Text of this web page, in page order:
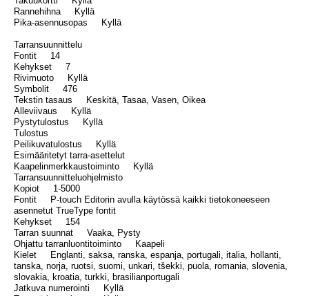
Rannehihna Kyllä
Pika-asennusopas Kyllä
Tarransuunnittelu
Fontit 14
Kehykset 7
Rivimuoto Kyllä
Symbolit 476
Tekstin tasaus Keskitä, Tasaa, Vasen, Oikea
Alleviivaus Kyllä
Pystytulostus Kyllä
Tulostus
Peilikuvatulostus Kyllä
Esimääritetyt tarra-asettelut
Kaapelinmerkkaustoiminto Kyllä
Tarransuunnitteluohjelmisto
Kopiot 1-5000
Fontit P-touch Editorin avulla käytössä kaikki tietokoneeseen
asennetut TrueType fontit
Kehykset 154
Tarran suunnat Vaaka, Pysty
Ohjattu tarranluontitoiminto Kaapeli
Kielet Englanti, saksa, ranska, espanja, portugali, italia, hollanti,
tanska, norja, ruotsi, suomi, unkari, tšekki, puola, romania, slovenia,
slovakia, kroatia, turkki, brasilianportugali
Jatkuva numerointi Kyllä